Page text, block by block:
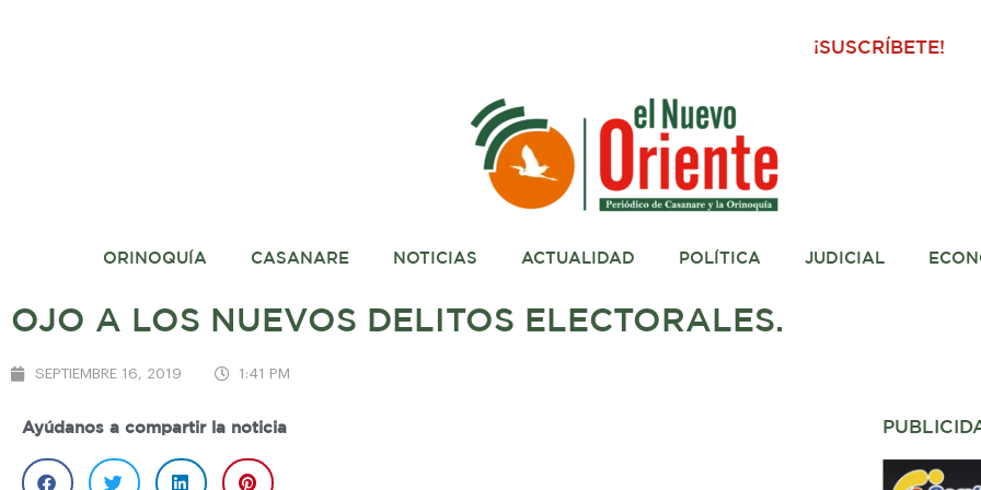
¡SUSCRÍBETE!
ORINOQUÍA CASANARE NOTICIAS ACTUALIDAD POLÍTICA JUDICIAL
OJO A LOS NUEVOS DELITOS ELECTORALES.
SEPTIEMBRE 16, 2019 1:41 PM
Ayúdanos a compartir la noticia